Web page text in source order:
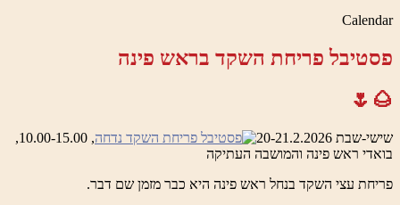
Calendar
פסטיבל פריחת השקד בראש פינה
🌰🌷
שישי-שבת 20-21.2.2026
, 10.00-15.00,
בואדי ראש פינה והמושבה העתיקה
פריחת עצי השקד בנחל ראש פינה היא כבר מזמן שם דבר.